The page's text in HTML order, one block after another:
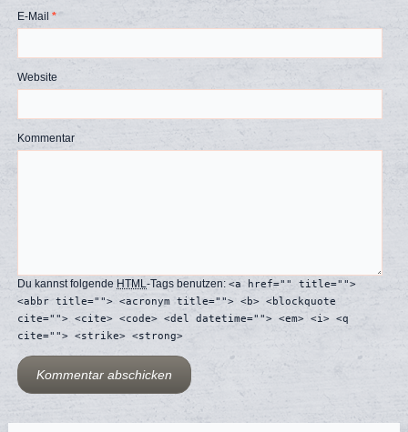
E-Mail*
Website
Kommentar
Du kannst folgende HTML-Tags benutzen:<a href="" title="">
<abbr title=""> <acronym title=""> <b> <blockquote
cite=""> <cite> <code> <del datetime=""> <em> <i> <q
cite=""> <strike> <strong>